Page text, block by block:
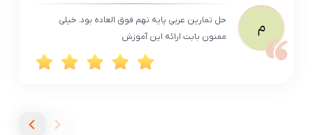
م
حل تمارین عربی پایه نهم فوق العاده بود. خیلی
ممنون بابت ارائه این آموزش